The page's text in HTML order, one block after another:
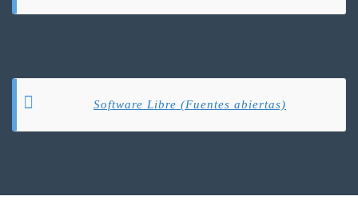
Software Libre (Fuentes abiertas)